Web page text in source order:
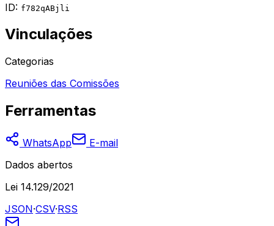
ID: f782qABjli
Vinculações
Categorias
Reuniões das Comissões
Ferramentas
WhatsApp
E-mail
Dados abertos
Lei 14.129/2021
JSON·CSV·RSS